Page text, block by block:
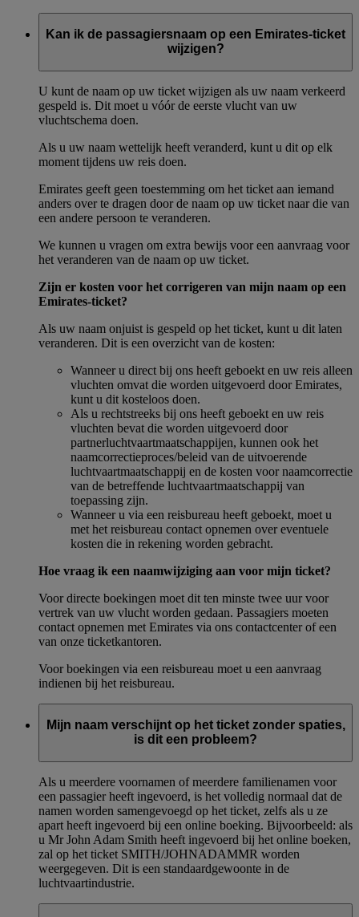
Kan ik de passagiersnaam op een Emirates-ticket
wijzigen?
U kunt de naam op uw ticket wijzigen als uw naam verkeerd
gespeld is. Dit moet u vóór de eerste vlucht van uw
vluchtschema doen.
Als u uw naam wettelijk heeft veranderd, kunt u dit op elk
moment tijdens uw reis doen.
Emirates geeft geen toestemming om het ticket aan iemand
anders over te dragen door de naam op uw ticket naar die van
een andere persoon te veranderen.
We kunnen u vragen om extra bewijs voor een aanvraag voor
het veranderen van de naam op uw ticket.
Zijn er kosten voor het corrigeren van mijn naam op een
Emirates-ticket?
Als uw naam onjuist is gespeld op het ticket, kunt u dit laten
veranderen. Dit is een overzicht van de kosten:
Wanneer u direct bij ons heeft geboekt en uw reis alleen
vluchten omvat die worden uitgevoerd door Emirates,
kunt u dit kosteloos doen.
Als u rechtstreeks bij ons heeft geboekt en uw reis
vluchten bevat die worden uitgevoerd door
partnerluchtvaartmaatschappijen, kunnen ook het
naamcorrectieproces/beleid van de uitvoerende
luchtvaartmaatschappij en de kosten voor naamcorrectie
van de betreffende luchtvaartmaatschappij van
toepassing zijn.
Wanneer u via een reisbureau heeft geboekt, moet u
met het reisbureau contact opnemen over eventuele
kosten die in rekening worden gebracht.
Hoe vraag ik een naamwijziging aan voor mijn ticket?
Voor directe boekingen moet dit ten minste twee uur voor
vertrek van uw vlucht worden gedaan. Passagiers moeten
contact opnemen met Emirates via ons contactcenter of een
van onze ticketkantoren.
Voor boekingen via een reisbureau moet u een aanvraag
indienen bij het reisbureau.
Mijn naam verschijnt op het ticket zonder spaties,
is dit een probleem?
Als u meerdere voornamen of meerdere familienamen voor
een passagier heeft ingevoerd, is het volledig normaal dat de
namen worden samengevoegd op het ticket, zelfs als u ze
apart heeft ingevoerd bij een online boeking. Bijvoorbeeld: als
u Mr John Adam Smith heeft ingevoerd bij het online boeken,
zal op het ticket SMITH/JOHNADAMMR worden
weergegeven. Dit is een standaardgewoonte in de
luchtvaartindustrie.